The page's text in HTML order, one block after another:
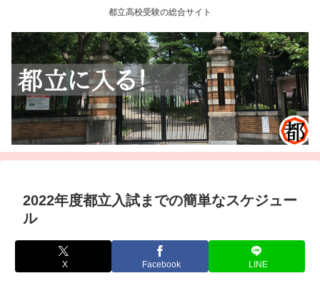
都立高校受験の総合サイト
2022年度都立入試までの簡単なスケジュー
ル
X Facebook LINE